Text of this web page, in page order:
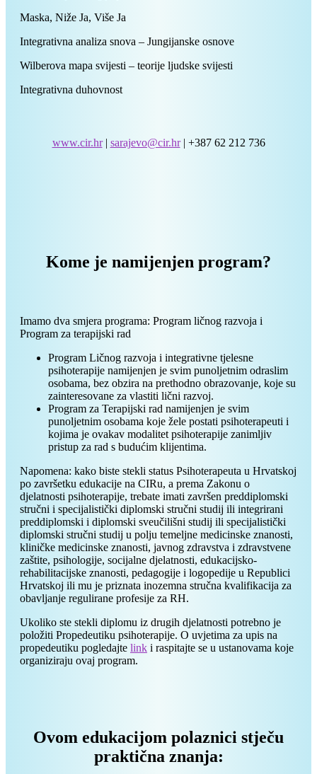
Maska, Niže Ja, Više Ja
Integrativna analiza snova – Jungijanske osnove
Wilberova mapa svijesti – teorije ljudske svijesti
Integrativna duhovnost
www.cir.hr| sarajevo@cir.hr| +387 62 212 736
Kome je namijenjen program?
Imamo dva smjera programa: Program ličnog razvoja i
Program za terapijski rad
Program Ličnog razvoja i integrativne tjelesne
psihoterapije namijenjen je svim punoljetnim odraslim
osobama, bez obzira na prethodno obrazovanje, koje su
zainteresovane za vlastiti lični razvoj.
Program za Terapijski rad namijenjen je svim
punoljetnim osobama koje žele postati psihoterapeuti i
kojima je ovakav modalitet psihoterapije zanimljiv
pristup za rad s budućim klijentima.
Napomena: kako biste stekli status Psihoterapeuta u Hrvatskoj
po završetku edukacije na CIRu, a prema Zakonu o
djelatnosti psihoterapije, trebate imati završen preddiplomski
stručni i specijalistički diplomski stručni studij ili integrirani
preddiplomski i diplomski sveučilišni studij ili specijalistički
diplomski stručni studij u polju temeljne medicinske znanosti,
kliničke medicinske znanosti, javnog zdravstva i zdravstvene
zaštite, psihologije, socijalne djelatnosti, edukacijsko-
rehabilitacijske znanosti, pedagogije i logopedije u Republici
Hrvatskoj ili mu je priznata inozemna stručna kvalifikacija za
obavljanje regulirane profesije za RH.
Ukoliko ste stekli diplomu iz drugih djelatnosti potrebno je
položiti Propedeutiku psihoterapije. O uvjetima za upis na
propedeutiku pogledajte link i raspitajte se u ustanovama koje
organiziraju ovaj program.
Ovom edukacijom polaznici stječu
praktična znanja: